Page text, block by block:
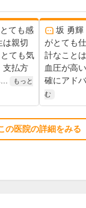
ても感
は親切
ても気
支払方
もっと
坂 勇輝
がとても
計なこと
血圧が高
確にアド
む
の医院の詳細をみる